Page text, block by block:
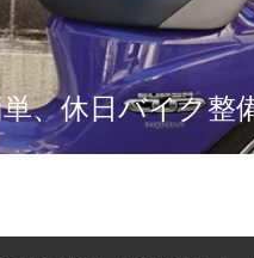
単、休日バイク整